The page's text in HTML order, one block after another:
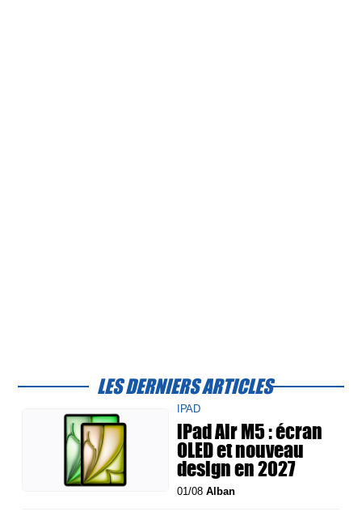
LES DERNIERS ARTICLES
IPAD
iPad Air M5 : écran
OLED et nouveau
design en 2027
01/08Alban